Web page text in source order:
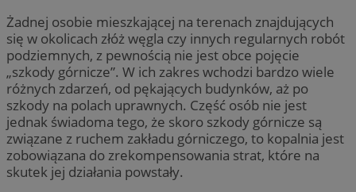
Żadnej osobie mieszkającej na terenach znajdujących
się w okolicach złóż węgla czy innych regularnych robót
podziemnych, z pewnością nie jest obce pojęcie
„szkody górnicze”. W ich zakres wchodzi bardzo wiele
różnych zdarzeń, od pękających budynków, aż po
szkody na polach uprawnych. Część osób nie jest
jednak świadoma tego, że skoro szkody górnicze są
związane z ruchem zakładu górniczego, to kopalnia jest
zobowiązana do zrekompensowania strat, które na
skutek jej działania powstały.